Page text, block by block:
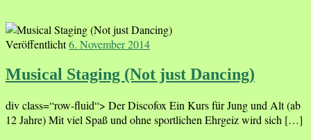
Veröffentlicht6. November 2014
Musical Staging (Not just Dancing)
div class=“row-fluid“> Der Discofox Ein Kurs für Jung und Alt (ab
12 Jahre) Mit viel Spaß und ohne sportlichen Ehrgeiz wird sich […]